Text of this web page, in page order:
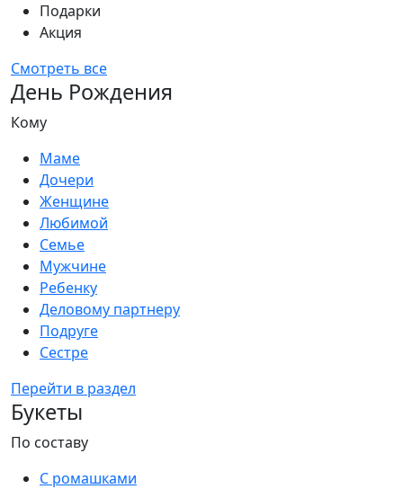
Подарки
Акция
Смотреть все
День Рождения
Кому
Маме
Дочери
Женщине
Любимой
Семье
Мужчине
Ребенку
Деловому партнеру
Подруге
Сестре
Перейти в раздел
Букеты
По составу
С ромашками